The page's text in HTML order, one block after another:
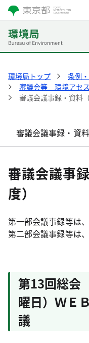
環境局トップ 条例
審議会等 環境アセ
審議会議事録・資料
審議会議事録・資
審議会議事
度）
第一部会議事録等は、
第二部会議事録等は、
第13回総会
曜日）ＷＥ
議